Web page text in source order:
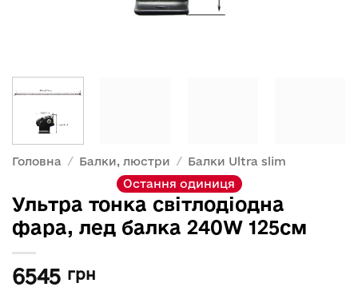
Головна / Балки, люстри / Балки Ultra slim
Остання одиниця
Ультра тонка світлодіодна
фара, лед балка 240W 125см
6545 грн